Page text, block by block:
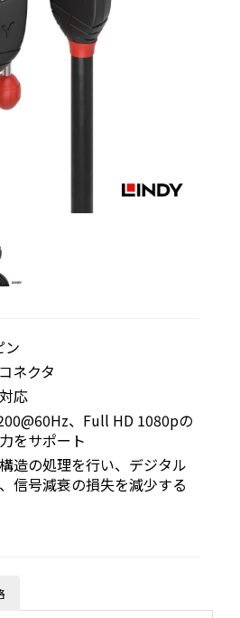
ン
ネクタ
応
、Full HD 1080pの
をサポート
造の処理を行い、デジタル
信号減衰の損失を減少する